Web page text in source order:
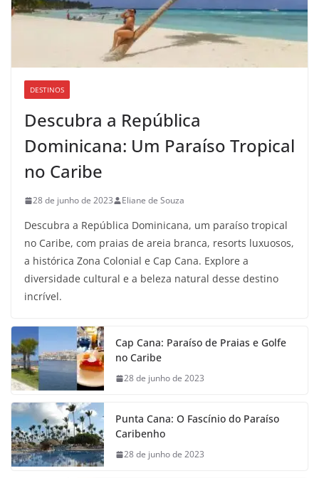
DESTINOS
Descubra a República
Dominicana: Um Paraíso Tropical
no Caribe
28 de junho de 2023 Eliane de Souza
Descubra a República Dominicana, um paraíso tropical
no Caribe, com praias de areia branca, resorts luxuosos,
a histórica Zona Colonial e Cap Cana. Explore a
diversidade cultural e a beleza natural desse destino
incrível.
Cap Cana: Paraíso de Praias e Golfe
no Caribe
28 de junho de 2023
Punta Cana: O Fascínio do Paraíso
Caribenho
28 de junho de 2023